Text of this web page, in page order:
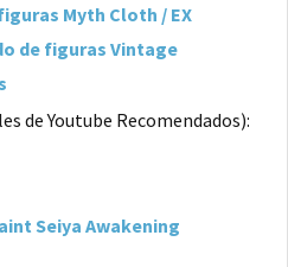
Myth Cloth / EX
de figuras Vintage
de Youtube Recomendados):
Seiya Awakening